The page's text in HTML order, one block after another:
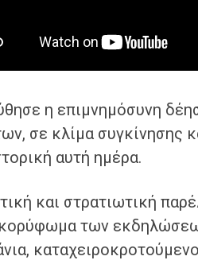
η επιμνημόσυνη
σε κλίμα συγκίνησης
αυτή ημέρα.
και στρατιωτική
των